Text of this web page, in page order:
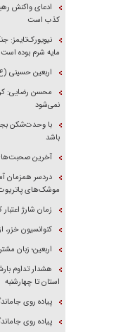
ادعای واکنش
کذب است
نیویورک‌تایمز:
مایه شرم بوده است
اربعین حسینی
محسن رضایی:
نمی‌شود
با وحدت‌شکن
باشد
آخرین صحبت‌های
دردسر همزمان
موشک‌های
زمان شارژ اعتبار
کنوانسیون خزر،
اربعین؛ زبان
استان تا چهارشنبه
پیاده روی
پیاده روی